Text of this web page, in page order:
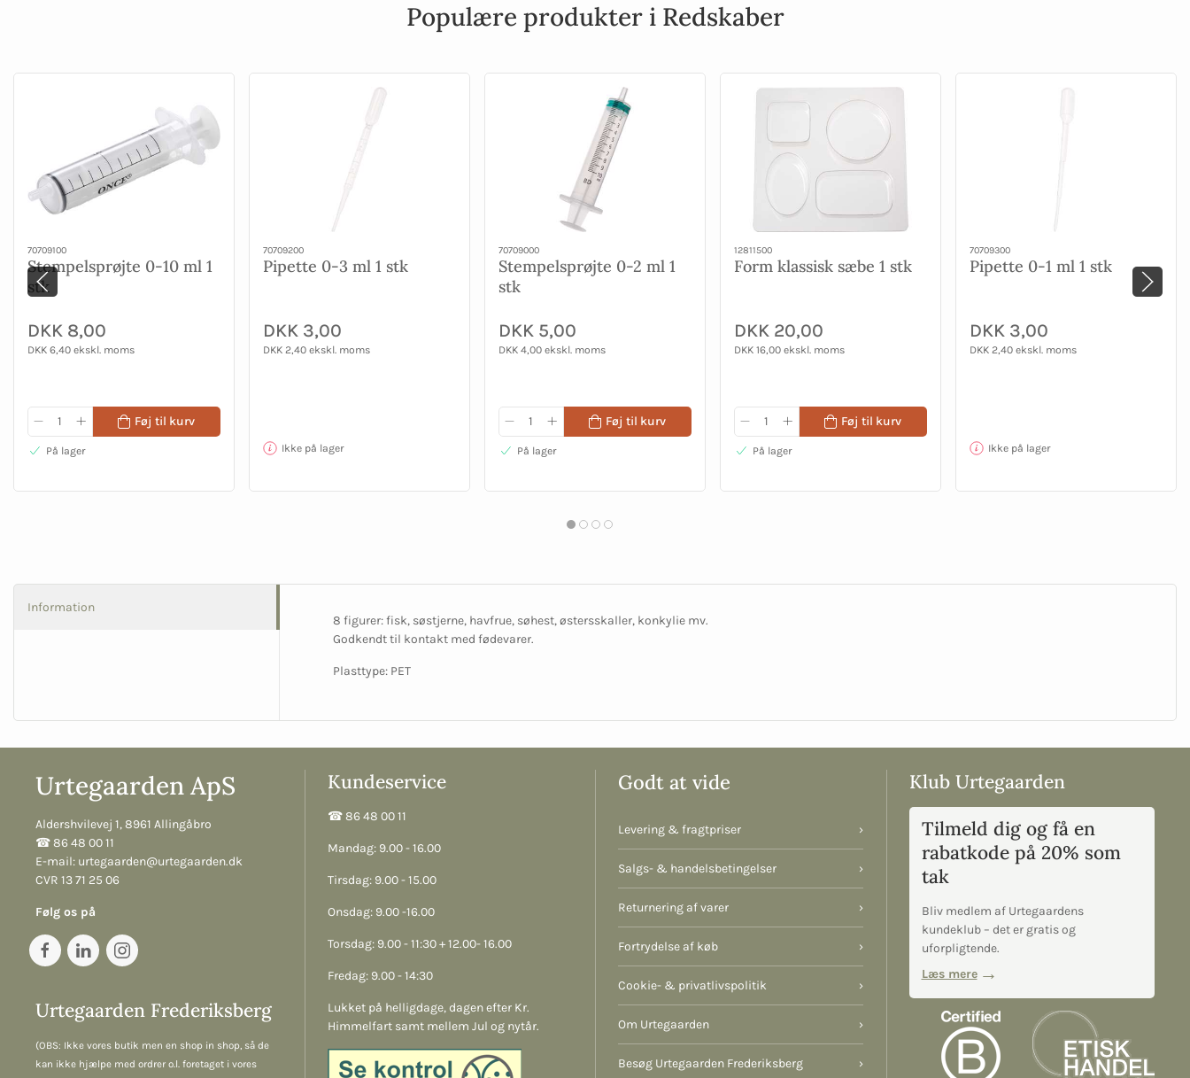
Populære produkter i Redskaber
70709100
Stempelsprøjte 0-10 ml 1
stk
DKK 8,00
DKK 6,40 ekskl. moms
Føj til kurv
På lager
70709200
Pipette 0-3 ml 1 stk
DKK 3,00
DKK 2,40 ekskl. moms
Ikke på lager
70709000
Stempelsprøjte 0-2 ml 1
stk
DKK 5,00
DKK 4,00 ekskl. moms
Føj til kurv
På lager
12811500
Form klassisk sæbe 1 stk
DKK 20,00
DKK 16,00 ekskl. moms
Føj til kurv
På lager
70709300
Pipette 0-1 ml 1 stk
DKK 3,00
DKK 2,40 ekskl. moms
Ikke på lager
Information
8 figurer: fisk, søstjerne, havfrue, søhest, østersskaller, konkylie mv.
Godkendt til kontakt med fødevarer.
Plasttype: PET
Urtegaarden ApS
Aldershvilevej 1, 8961 Allingåbro
☎︎ 86 48 00 11
E-mail: urtegaarden@urtegaarden.dk
CVR 13 71 25 06
Følg os på
Urtegaarden Frederiksberg
(OBS: Ikke vores butik men en shop in shop, så de
kan ikke hjælpe med ordrer o.l. foretaget i vores
Kundeservice
☎︎ 86 48 00 11
Mandag: 9.00 - 16.00
Tirsdag: 9.00 - 15.00
Onsdag: 9.00 -16.00
Torsdag: 9.00 - 11:30 + 12.00- 16.00
Fredag: 9.00 - 14:30
Lukket på helligdage, dagen efter Kr.
Himmelfart samt mellem Jul og nytår.
Godt at vide
Levering & fragtpriser ›
Salgs- & handelsbetingelser ›
Returnering af varer ›
Fortrydelse af køb ›
Cookie- & privatlivspolitik ›
Om Urtegaarden ›
Besøg Urtegaarden Frederiksberg ›
Klub Urtegaarden
Tilmeld dig og få en
rabatkode på 20% som
tak
Bliv medlem af Urtegaardens
kundeklub – det er gratis og
uforpligtende.
Læs mere